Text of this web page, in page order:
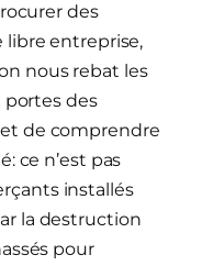
des
libre entreprise,
nous rebat les
portes des
de comprendre
ce n’est pas
installés
la destruction
pour